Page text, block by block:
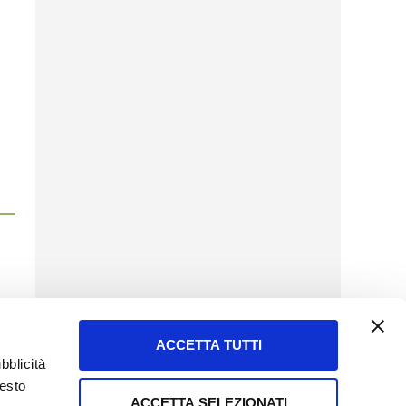
ACCETTA TUTTI
ACCETTA SELEZIONATI